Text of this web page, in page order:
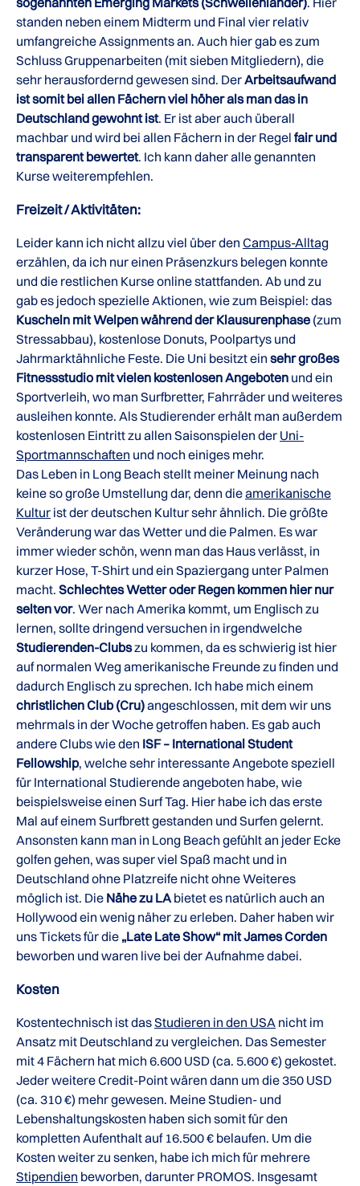
standen neben einem Midterm und Final vier relativ
umfangreiche Assignments an. Auch hier gab es zum
Schluss Gruppenarbeiten (mit sieben Mitgliedern), die
sehr herausfordernd gewesen sind. DerArbeitsaufwand
ist somit bei allen Fächern viel höher als man das in
Deutschland gewohnt ist. Er ist aber auch überall
machbar und wird bei allen Fächern in der Regel fair und
transparent bewertet. Ich kann daher alle genannten
Kurse weiterempfehlen.
Freizeit / Aktivitäten:
Leider kann ich nicht allzu viel über den Campus-Alltag
erzählen, da ich nur einen Präsenzkurs belegen konnte
und die restlichen Kurse online stattfanden. Ab und zu
gab es jedoch spezielle Aktionen, wie zum Beispiel: das
Kuscheln mit Welpen während der Klausurenphase (zum
Stressabbau), kostenlose Donuts, Poolpartys und
Jahrmarktähnliche Feste. Die Uni besitzt ein sehr großes
Fitnessstudio mit vielen kostenlosen Angeboten und ein
Sportverleih, wo man Surfbretter, Fahrräder und weiteres
ausleihen konnte. Als Studierender erhält man außerdem
kostenlosen Eintritt zu allen Saisonspielen der Uni-
Sportmannschaften und noch einiges mehr.
Das Leben in Long Beach stellt meiner Meinung nach
keine so große Umstellung dar, denn dieamerikanische
Kultur ist der deutschen Kultur sehr ähnlich. Die größte
Veränderung war das Wetter und die Palmen. Es war
immer wieder schön, wenn man das Haus verlässt, in
kurzer Hose, T-Shirt und ein Spaziergang unter Palmen
macht. Schlechtes Wetter oder Regen kommen hier nur
selten vor. Wer nach Amerika kommt, um Englisch zu
lernen, sollte dringend versuchen in irgendwelche
Studierenden-Clubszu kommen, da es schwierig ist hier
auf normalen Weg amerikanische Freunde zu finden und
dadurch Englisch zu sprechen. Ich habe mich einem
christlichen Club (Cru)angeschlossen, mit dem wir uns
mehrmals in der Woche getroffen haben. Es gab auch
andere Clubs wie den ISF – International Student
Fellowship, welche sehr interessante Angebote speziell
für International Studierende angeboten habe, wie
beispielsweise einen Surf Tag. Hier habe ich das erste
Mal auf einem Surfbrett gestanden und Surfen gelernt.
Ansonsten kann man in Long Beach gefühlt an jeder Ecke
golfen gehen, was super viel Spaß macht und in
Deutschland ohne Platzreife nicht ohne Weiteres
möglich ist. Die Nähe zu LAbietet es natürlich auch an
Hollywood ein wenig näher zu erleben. Daher haben wir
uns Tickets für die „Late Late Show“ mit James Corden
beworben und waren live bei der Aufnahme dabei.
Kosten
Kostentechnisch ist dasStudieren in den USA nicht im
Ansatz mit Deutschland zu vergleichen. Das Semester
mit 4 Fächern hat mich 6.600 USD (ca. 5.600 €) gekostet.
Jeder weitere Credit-Point wären dann um die 350 USD
(ca. 310 €) mehr gewesen. Meine Studien- und
Lebenshaltungskosten haben sich somit für den
kompletten Aufenthalt auf 16.500 € belaufen. Um die
Kosten weiter zu senken, habe ich mich für mehrere
Stipendien beworben, darunter PROMOS. Insgesamt